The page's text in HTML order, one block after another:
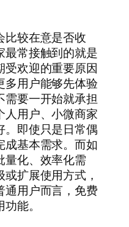
比较在意是否收
最常接触到的就是
受欢迎的重要原因
多用户能够先体验
要一开始就承担
人用户、小微商家
。即使只是日常偶
成基本需求。而如
量化、效率化需
扩展使用方式，
通用户而言，免费
能。